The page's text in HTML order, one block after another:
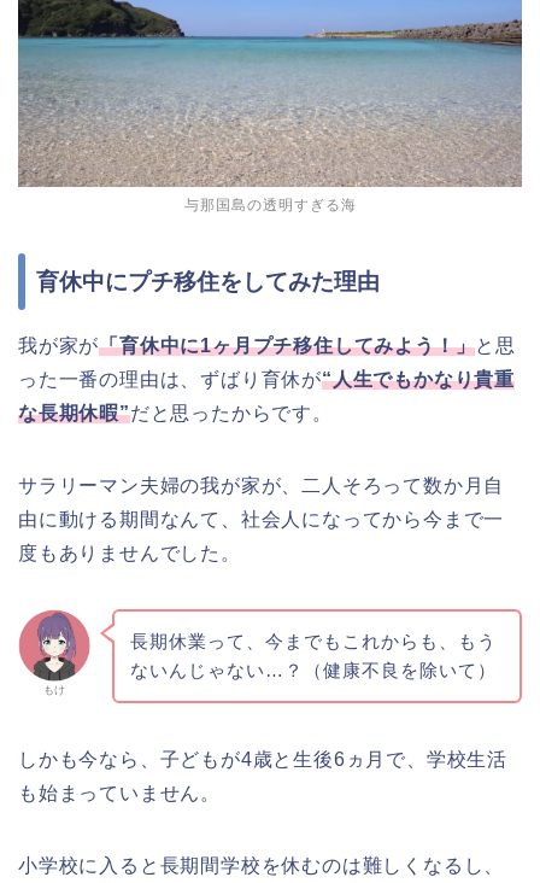
与那国島の透明すぎる海
育休中にプチ移住をしてみた理由
我が家が「育休中に1ヶ月プチ移住してみよう！」と思
った一番の理由は、ずばり育休が“人生でもかなり貴重
な長期休暇”だと思ったからです。
サラリーマン夫婦の我が家が、二人そろって数か月自
由に動ける期間なんて、社会人になってから今まで一
度もありませんでした。
もけ
長期休業って、今までもこれからも、もう
ないんじゃない…？（健康不良を除いて）
しかも今なら、子どもが4歳と生後6ヵ月で、学校生活
も始まっていません。
小学校に入ると長期間学校を休むのは難しくなるし、